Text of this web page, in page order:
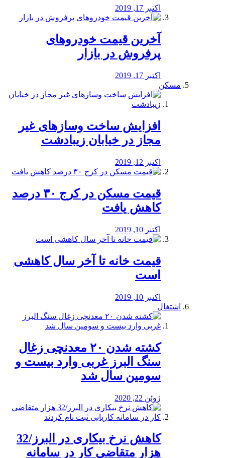
اکتبر 17, 2019
آخرین قیمت خودرو‌های
پرفروش در بازار
اکتبر 17, 2019
مسکن
افزایش ساخت وسازهای غیر
مجاز در خیابان زیبادشت
اکتبر 12, 2019
️قیمت مسکن در کرج ۳۰ درصد
کاهش یافت
اکتبر 10, 2019
قیمت خانه تا آخر سال کاهشی
است
اکتبر 10, 2019
اشتغال
کشته شدن ۲۰ معدنچی زغال
سنگ البرز غربی وارد بیست و
سومین سال شد
ژوئن 22, 2020
کاهش نرخ بیکاری در البرز/32
هزار متقاضی کار در سامانه